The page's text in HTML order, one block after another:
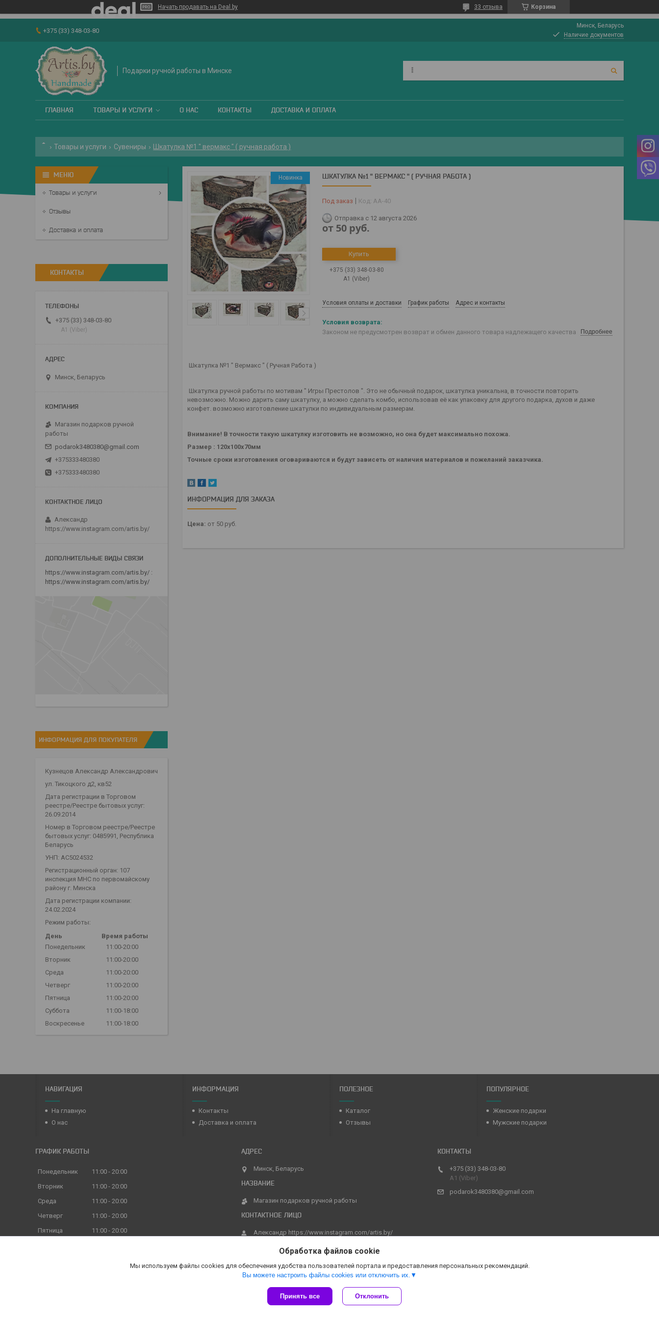
Начать продавать на Deal.by Корзина
33 отзыва
+375 (33) 348-03-80
Минск, Беларусь
Наличие документов
Подарки ручной работы в Минске
ГЛАВНАЯ ТОВАРЫ И УСЛУГИ О НАС КОНТАКТЫ ДОСТАВКА И ОПЛАТА
Товары и услуги Сувениры Шкатулка №1 " вермакс " ( ручная работа )
Новинка ШКАТУЛКА №1 " ВЕРМАКС " ( РУЧНАЯ РАБОТА )
Под заказ Код: АА-40
Отправка с 12 августа 2026
от 50 руб.
Купить
+375 (33) 348-03-80
А1 (Viber)
Условия оплаты и доставки График работы Адрес и контакты
Законом не предусмотрен возврат и обмен данного товара надлежащего качества Подробнее
Шкатулка №1 " Вермакс " ( Ручная Работа )
Шкатулка ручной работы по мотивам " Игры Престолов ". Это не обычный подарок, шкатулка уникальна, в точности повторить
невозможно. Можно дарить саму шкатулку, а можно сделать комбо, использовав её как упаковку для другого подарка, духов и даже
конфет. возможно изготовление шкатулки по индивидуальным размерам.
Внимание! В точности такую шкатулку изготовить не возможно, но она будет максимально похожа.
Размер : 120х100х70мм
Точные сроки изготовления оговариваются и будут зависеть от наличия материалов и пожеланий заказчика.
ИНФОРМАЦИЯ ДЛЯ ЗАКАЗА
Цена: от 50 руб.
Товары и услуги
Отзывы
Доставка и оплата
КОНТАКТЫ
+375 (33) 348-03-80
А1 (Viber)
Минск, Беларусь
Магазин подарков ручной
работы
podarok3480380@gmail.com
+375333480380
+375333480380
Александр
https://www.instagram.com/artis.by/
https://www.instagram.com/artis.by/
https://www.instagram.com/artis.by/
ИНФОРМАЦИЯ ДЛЯ ПОКУПАТЕЛЯ
Кузнецов Александр Александрович
ул. Тикоцкого д2, кв52
Дата регистрации в Торговом
реестре/Реестре бытовых услуг:
26.09.2014
Номер в Торговом реестре/Реестре
бытовых услуг: 0485991, Республика
Беларусь
УНП: АС5024532
Регистрационный орган: 107
инспекция МНС по первомайскому
району г. Минска
Дата регистрации компании:
24.02.2024
Режим работы:
День
Время работы
Понедельник
11:00-20:00
Вторник
11:00-20:00
Среда
11:00-20:00
Четверг
11:00-20:00
Пятница
11:00-20:00
Суббота
11:00-18:00
Воскресенье
11:00-18:00
НАВИГАЦИЯ
На главную
О нас
ИНФОРМАЦИЯ
Контакты
Доставка и оплата
ПОЛЕЗНОЕ
Каталог
Отзывы
ПОПУЛЯРНОЕ
Женские подарки
Мужские подарки
ГРАФИК РАБОТЫ
Понедельник 11:00
20:00
Вторник
11:00
20:00
Среда
11:00
20:00
Четверг
11:00
20:00
Пятница
11:00
20:00
Минск, Беларусь
Магазин подарков ручной работы
Александр https://www.instagram.com/artis.by/
+375 (33) 348-03-80
А1 (Viber)
podarok3480380@gmail.com
Сайт создан на платформе Deal.by
Политика обработки файлов cookies
Обработка файлов cookie
Мы используем файлы cookies для обеспечения удобства пользователей портала и предоставления персональных рекомендаций.
Вы можете настроить файлы cookies или отключить их.
Принять все Отклонить